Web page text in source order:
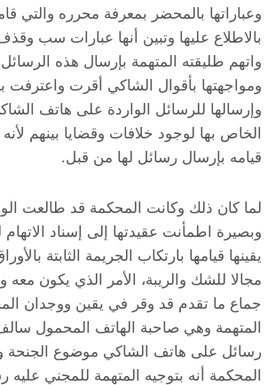
وعباراتها بالمحضر بمعرفة محرره والتي
بالاطلاع عليها وتبين أنها عبارات سب
واتهم طليقته المتهمة بإرسال هذه الرسائل
ومواجهتها بأقوال الشاكي أقرت واعترفت
وإرسالها للرسائل الواردة على هاتف
الخاص بها لوجود خلافات وقضايا بينهم
قيامه بإرسال رسائل لها من قبل.
لما كان ذلك وكانت المحكمة قد طالعت
وبصيرة اطمأنت عقيدتها إلى إسناد
يقينها قيامها بارتكاب الجريمة الثابتة
مجالا للشك والريبة، الأمر الذي يكون
جماع ما تقدم قد وقر في يقين ووجدان
المتهمة وهي صاحبة الهاتف المحمول
رسائل على هاتف الشاكي موضوع الجنحة
المحكمة أنه بتوجيه المتهمة للمجني